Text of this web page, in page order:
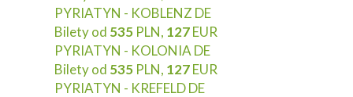
PYRIATYN - KOBLENZ DE
Bilety od 535 PLN, 127EUR
PYRIATYN - KOLONIA DE
Bilety od 535 PLN, 127EUR
PYRIATYN - KREFELD DE